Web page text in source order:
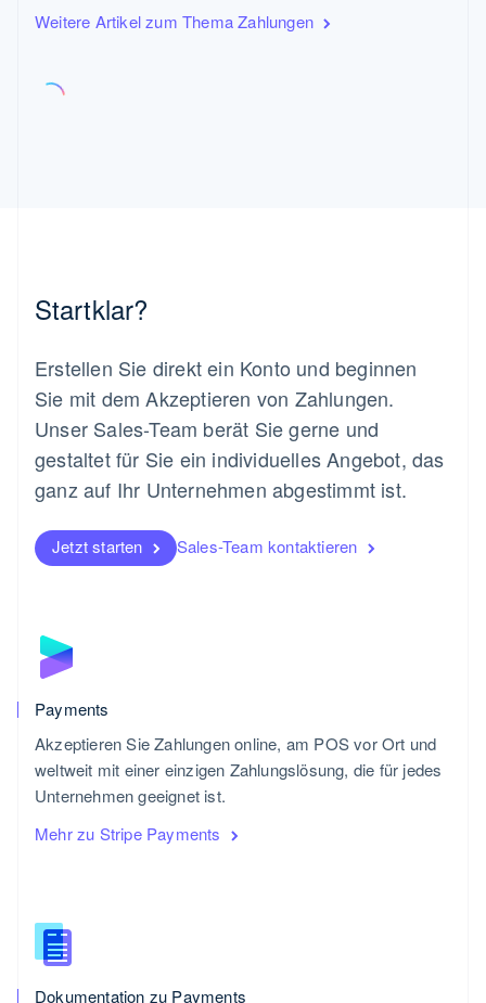
Weitere Artikel zum Thema Zahlungen
Startklar?
Erstellen Sie direkt ein Konto und beginnen
Sie mit dem Akzeptieren von Zahlungen.
Unser Sales-Team berät Sie gerne und
gestaltet für Sie ein individuelles Angebot, das
ganz auf Ihr Unternehmen abgestimmt ist.
Jetzt starten Sales-Team kontaktieren
Payments
Akzeptieren Sie Zahlungen online, am POS vor Ort und
weltweit mit einer einzigen Zahlungslösung, die für jedes
Unternehmen geeignet ist.
Mehr zu Stripe Payments
Dokumentation zu Payments